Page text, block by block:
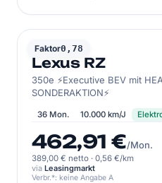
Faktor0,78
LEXUS
Lexus RZ
350e ⚡Executive BEV mit
SONDERAKTION⚡
36 Mon. 10.000 km/J
462,91 €/Mon.
389,00 € netto · 0,56 €/km
via Leasingmarkt
Verbr.*: keine Angabe A